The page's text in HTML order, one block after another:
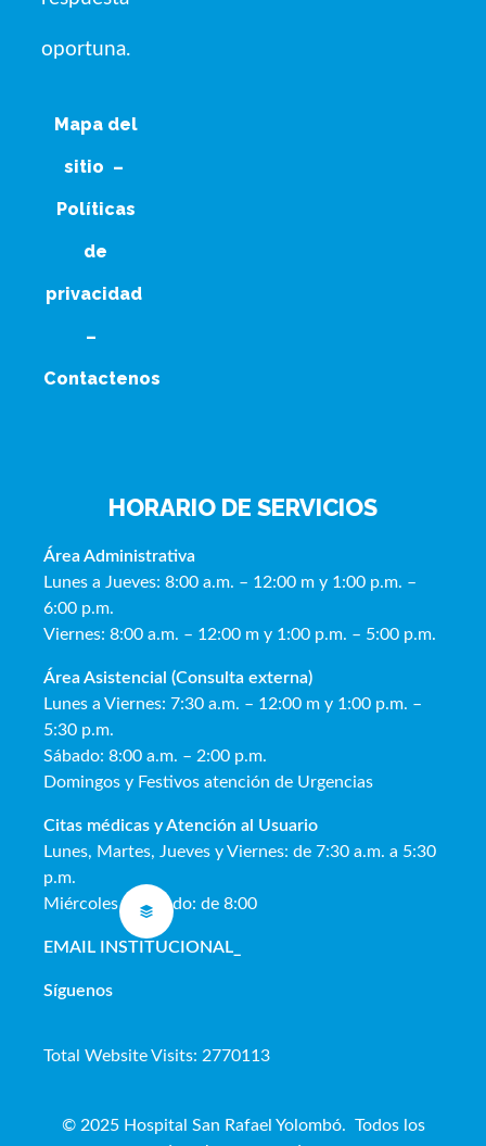
oportuna.
Mapa del
sitio –
Políticas
de
privacidad
–
Contactenos
HORARIO DE SERVICIOS
Área Administrativa
Lunes a Jueves: 8:00 a.m. – 12:00 m y 1:00 p.m. –
6:00 p.m.
Viernes: 8:00 a.m. – 12:00 m y 1:00 p.m. – 5:00 p.m.
Área Asistencial (Consulta externa)
Lunes a Viernes: 7:30 a.m. – 12:00 m y 1:00 p.m. –
5:30 p.m.
Sábado: 8:00 a.m. – 2:00 p.m.
Domingos y Festivos atención de Urgencias
Citas médicas y Atención al Usuario
Lunes, Martes, Jueves y Viernes: de 7:30 a.m. a 5:30
p.m.
Miércoles y Sábado: de 8:00
EMAIL INSTITUCIONAL
Síguenos
Total Website Visits: 2770113
© 2025 Hospital San Rafael Yolombó. Todos los